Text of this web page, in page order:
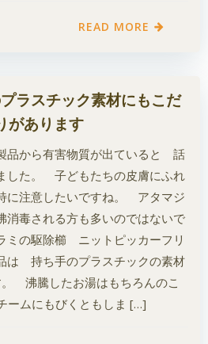
READ MORE
ラスチック素材にもこだ
があります
品から有害物質が出ていると 話
した。 子どもたちの皮膚にふれ
に注意したいですね。 アタマジ
毒される方も多いのではないで
ミの駆除櫛 ニットピッカーフリ
は 持ち手のプラスチックの素材
沸騰したお湯はもちろんのこ
ムにもびくともしま […]